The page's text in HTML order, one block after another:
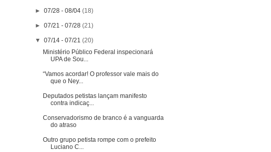
►07/28 - 08/04(18)
►07/21 - 07/28(21)
▼07/14 - 07/21(20)
Ministério Público Federal inspecionará
UPA de Sou...
“Vamos acordar! O professor vale mais do
que o Ney...
Deputados petistas lançam manifesto
contra indicaç...
Conservadorismo de branco é a vanguarda
do atraso
Outro grupo petista rompe com o prefeito
Luciano C...